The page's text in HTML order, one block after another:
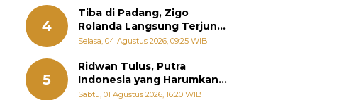
4
Tiba di Padang, Zigo
Rolanda Langsung Terjun
Bantu Warga Terdampak
Selasa, 04 Agustus 2026, 09:25 WIB
5
Ridwan Tulus, Putra
Indonesia yang Harumkan
Nama Bangsa hingga
Sabtu, 01 Agustus 2026, 16:20 WIB